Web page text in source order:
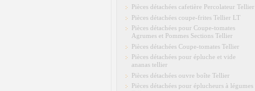
Pièces détachées cafetière Percolateur Tellier
Pièces détachées coupe-frites Tellier LT
Pièces détachées pour Coupe-tomates
Agrumes et Pommes Sections Tellier
Pièces détachées Coupe-tomates Tellier
Pièces détachées pour épluche et vide
ananas tellier
Pièces détachées ouvre boîte Tellier
Pièces détachées pour éplucheurs à légumes